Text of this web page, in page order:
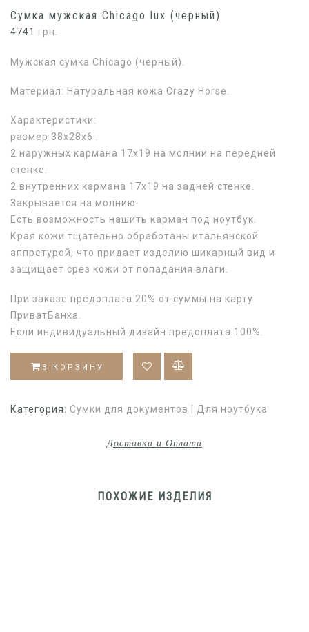
Сумка мужская Chicago lux (черный)
4741 грн.
Мужская сумка Chicago (черный).
Материал: Натуральная кожа Crazy Horse.
Характеристики:
размер 38х28х6 .
2 наружных кармана 17х19 на молнии на передней
стенке.
2 внутренних кармана 17х19 на задней стенке.
Закрывается на молнию.
Есть возможность нашить карман под ноутбук.
Края кожи тщательно обработаны итальянской
аппретурой, что придает изделию шикарный вид и
защищает срез кожи от попадания влаги.
При заказе предоплата 20% от суммы на карту
ПриватБанка.
Если индивидуальный дизайн предоплата 100%.
В КОРЗИНУ
Категория: Сумки для документов | Для ноутбука
Доставка и Оплата
ПОХОЖИЕ ИЗДЕЛИЯ